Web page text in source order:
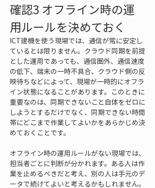
確認3 オフライン時の運
用ルールを決めておく
ICT建機を使う現場では、通信が常に安定し
ているとは限りません。クラウド同期を前提
とした運用であっても、通信圏外、通信速度
の低下、端末の一時不具合、クラウド側の反
映待ちなどによって、現場が一時的にオフラ
イン状態になることがあります。このときに
重要なのは、同期できないこと自体をゼロに
しようとするだけでなく、同期できない時間
帯にどこまで作業してよいかをあらかじめ決
めておくことです。
オフライン時の運用ルールがない現場では、
担当者ごとに判断が分かれます。ある人は作
業を止めるべきだと考え、別の人は手元のデ
ータで続けてよいと考えるかもしれません。